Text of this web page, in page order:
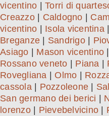
vicentino
Torri di
Creazzo| Caldogno
vicentino
Isola vicentina|
Breganze
Sandrigo|
Asiago
Mason vicentino
Rossano veneto
Piana
Rovegliana
Olmo
cassola| Pozzoleone
San germano dei berici
lorenzo| Pievebelvicino